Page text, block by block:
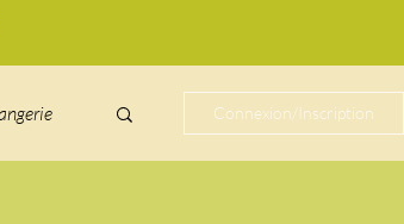
Connexion/Inscription